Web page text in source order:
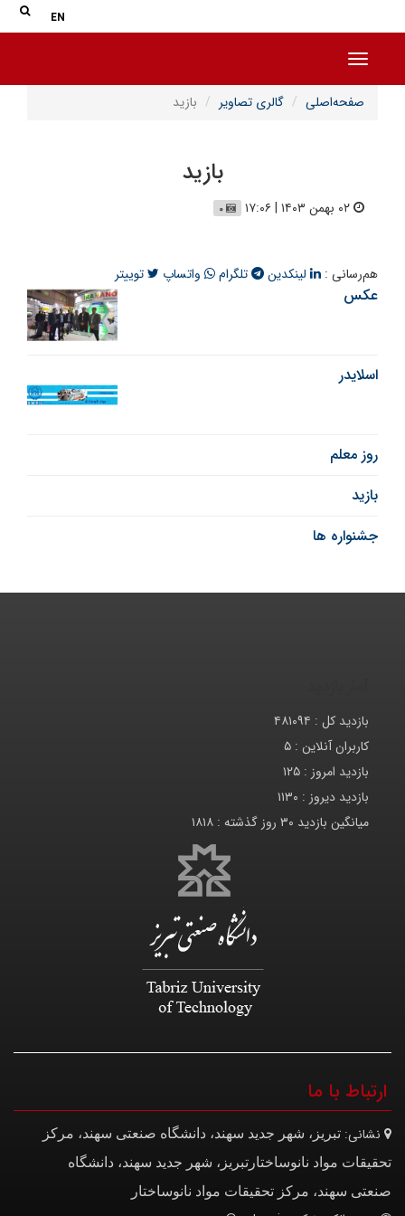
EN
Toggle navigation
صفحه‌اصلی گالری تصاویر بازید
بازید
هم‌رسانی : لینکدین تلگرام واتساپ توییتر
عکس
اسلایدر
روز معلم
بازید
جشنواره ها
بازدید کل : ۴۸۱۰۹۴
کاربران آنلاین : ۵
بازدید امروز : ۱۲۵
بازدید دیروز : ۱۱۳۰
میانگین بازدید ۳۰ روز گذشته :
۱۸۱۸
ارتباط با ما
نشانی: تبریز، شهر جدید سهند، دانشگاه صنعتی سهند، مرکز
تحقیقات مواد نانوساختار تبریز، شهر جدید سهند، دانشگاه
صنعتی سهند، مرکز تحقیقات مواد نانوساختار